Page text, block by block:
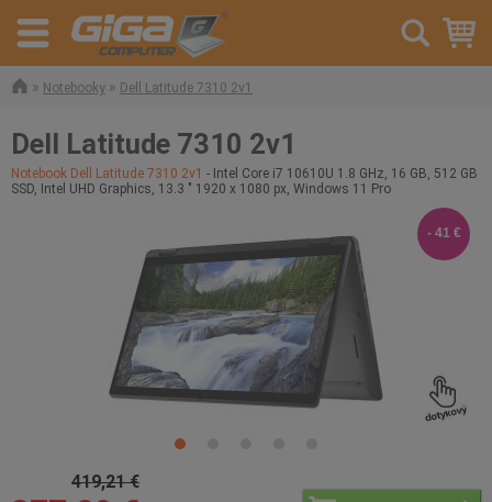
» Notebooky » Dell Latitude 7310 2v1
Dell Latitude 7310 2v1
Notebook Dell Latitude 7310 2v1 - Intel Core i7 10610U 1.8 GHz, 16 GB, 512 GB
SSD, Intel UHD Graphics, 13.3 " 1920 x 1080 px, Windows 11 Pro
419,21 €
- 41 €